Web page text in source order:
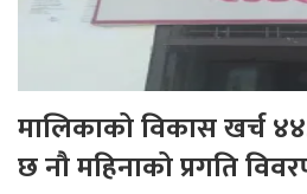
मालिकाको विकास खर्च
छ नौ महिनाको प्रगति